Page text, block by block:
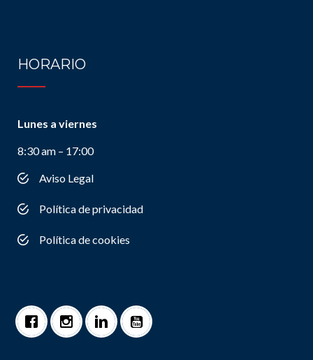
HORARIO
Lunes a viernes
8:30 am – 17:00
Aviso Legal
Política de privacidad
Política de cookies